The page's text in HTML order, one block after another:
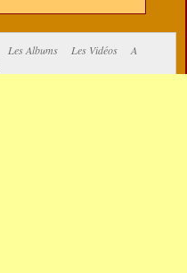
Les Albums Les Vidéos
A